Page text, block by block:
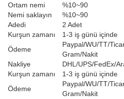
Ortam nemi
%10~90
Nemi saklayın
%10~90
Adedi
2 Adet
Kurşun zamanı
1-3 iş günü içinde
Ödeme
Paypal/WU/TT/
Gram/Nakit
Nakliye
DHL/UPS/FedEx/
Kurşun zamanı
1-3 iş günü içinde
Ödeme
Paypal/WU/TT/
Gram/Nakit